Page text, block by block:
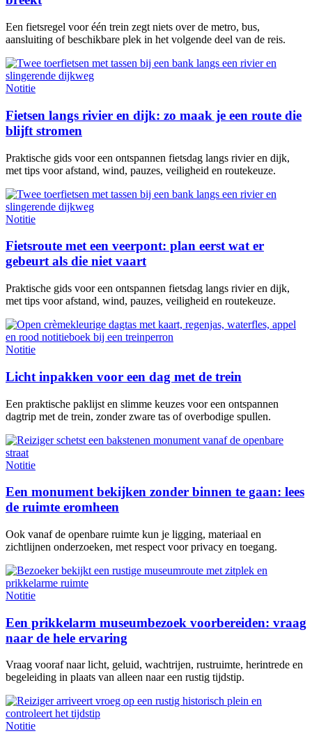
Een fietsregel voor één trein zegt niets over de metro, bus,
aansluiting of beschikbare plek in het volgende deel van de reis.
Notitie
Fietsen langs rivier en dijk: zo maak je een route die
blijft stromen
Praktische gids voor een ontspannen fietsdag langs rivier en dijk,
met tips voor afstand, wind, pauzes, veiligheid en routekeuze.
Notitie
Fietsroute met een veerpont: plan eerst wat er
gebeurt als die niet vaart
Praktische gids voor een ontspannen fietsdag langs rivier en dijk,
met tips voor afstand, wind, pauzes, veiligheid en routekeuze.
Notitie
Licht inpakken voor een dag met de trein
Een praktische paklijst en slimme keuzes voor een ontspannen
dagtrip met de trein, zonder zware tas of overbodige spullen.
Notitie
Een monument bekijken zonder binnen te gaan: lees
de ruimte eromheen
Ook vanaf de openbare ruimte kun je ligging, materiaal en
zichtlijnen onderzoeken, met respect voor privacy en toegang.
Notitie
Een prikkelarm museumbezoek voorbereiden: vraag
naar de hele ervaring
Vraag vooraf naar licht, geluid, wachtrijen, rustruimte, herintrede en
begeleiding in plaats van alleen naar een rustig tijdstip.
Notitie